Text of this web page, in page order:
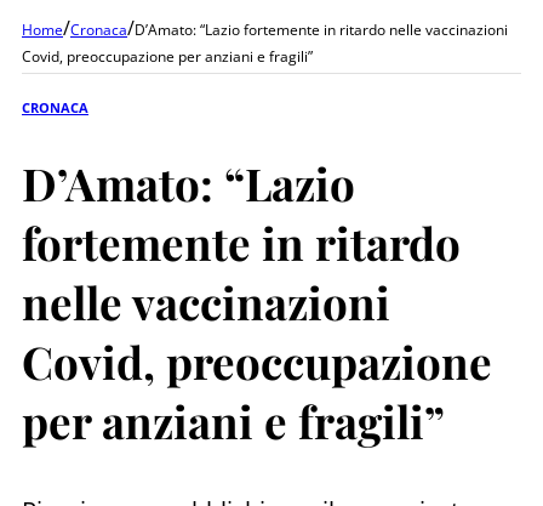
Home/Cronaca/D’Amato: “Lazio fortemente in ritardo nelle vaccinazioni
Covid, preoccupazione per anziani e fragili”
CRONACA
D’Amato: “Lazio
fortemente in ritardo
nelle vaccinazioni
Covid, preoccupazione
per anziani e fragili”